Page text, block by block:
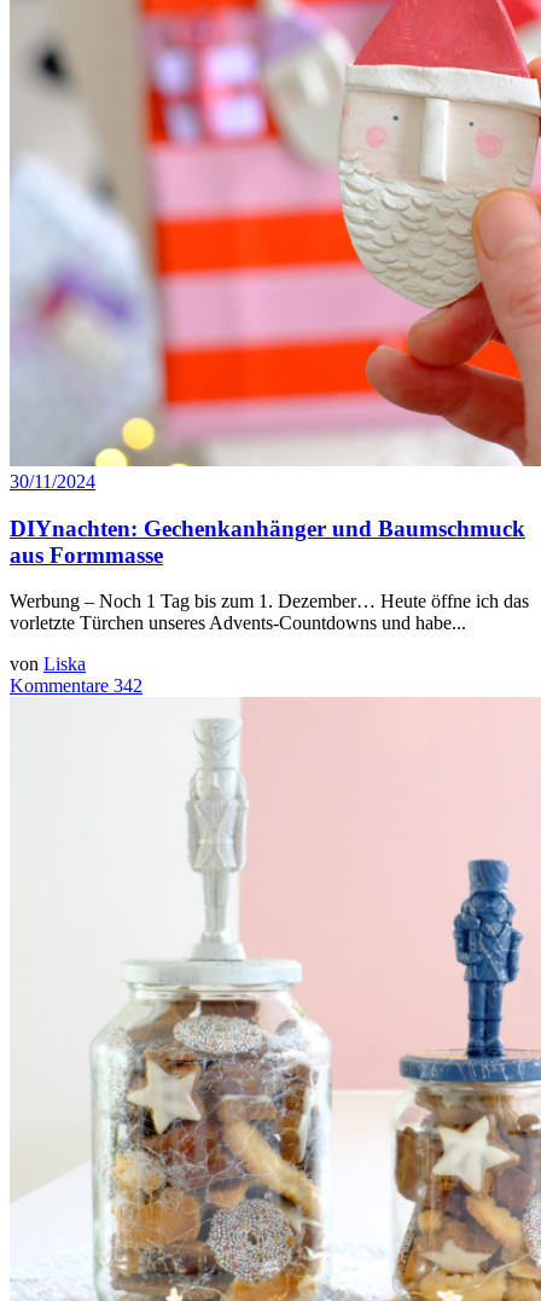
30/11/2024
DIYnachten: Gechenkanhänger und Baumschmuck
aus Formmasse
Werbung – Noch 1 Tag bis zum 1. Dezember… Heute öffne ich das
vorletzte Türchen unseres Advents-Countdowns und habe...
von Liska
Kommentare 342